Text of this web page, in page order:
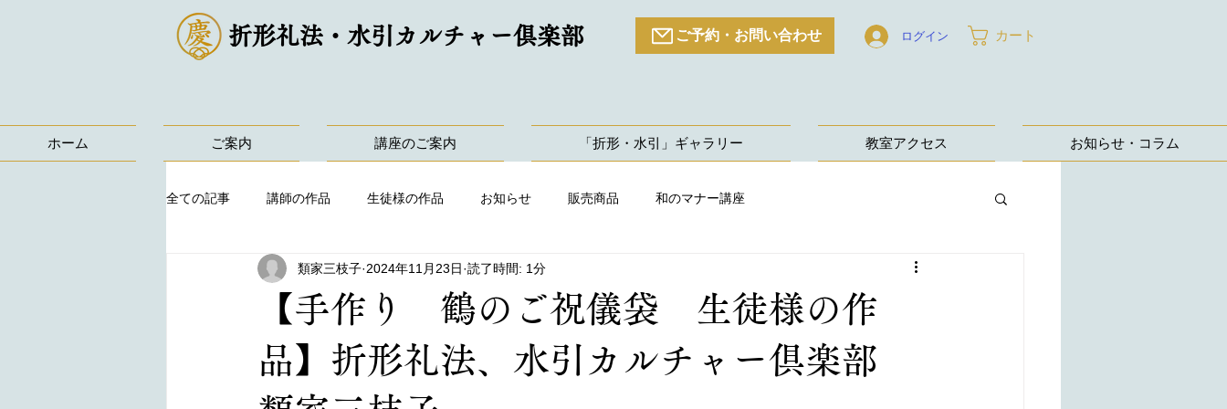
折形礼法・水引カルチャー倶楽部 ご予約・お問い合わせ ログイン カート
ホーム ご案内 講座のご案内 「折形・水引」ギャラリー 教室アクセス お知らせ・コラム
全ての記事 講師の作品 生徒様の作品 お知らせ 販売商品 和のマナー講座
【手作り 鶴のご祝儀袋 生徒様の作
品】折形礼法、水引カルチャー倶楽部
類家三枝子 2024年11月23日 読了時間: 1分